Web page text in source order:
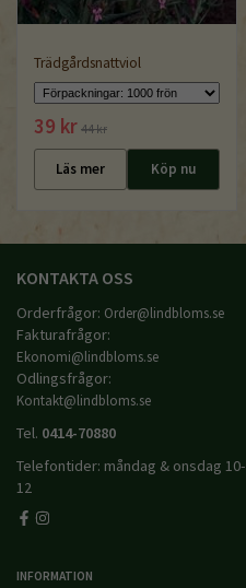
Trädgårdsnattviol
39 kr 44 kr
Läs mer Köp nu
KONTAKTA OSS
Orderfrågor: Order@lindbloms.se
Fakturafrågor:
Ekonomi@lindbloms.se
Odlingsfrågor:
Kontakt@lindbloms.se
Tel. 0414-70880
Telefontider: måndag & onsdag 10-
12
INFORMATION